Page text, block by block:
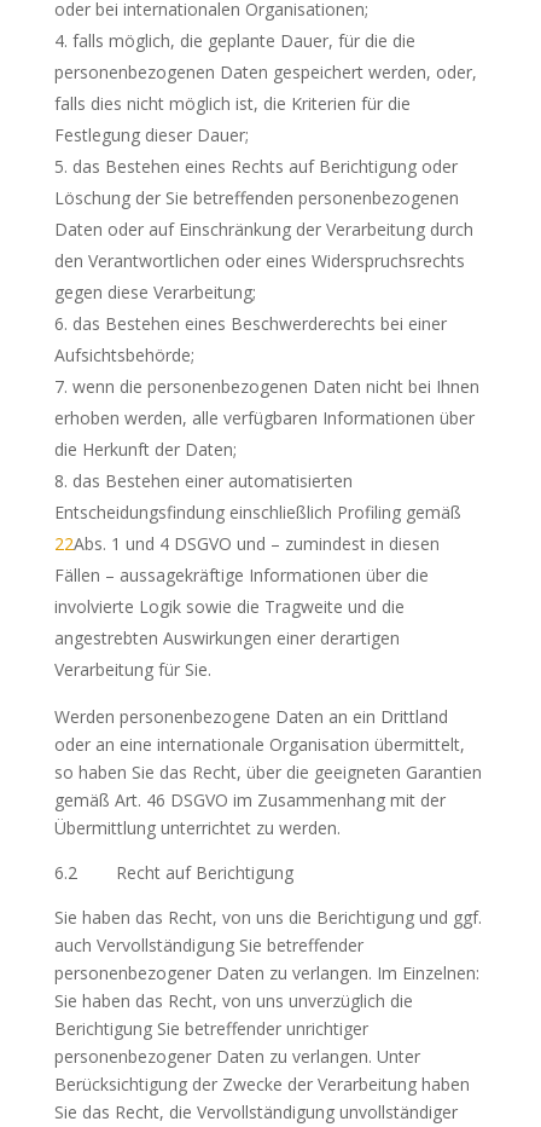
oder bei internationalen Organisationen;
falls möglich, die geplante Dauer, für die die
personenbezogenen Daten gespeichert werden, oder,
falls dies nicht möglich ist, die Kriterien für die
Festlegung dieser Dauer;
das Bestehen eines Rechts auf Berichtigung oder
Löschung der Sie betreffenden personenbezogenen
Daten oder auf Einschränkung der Verarbeitung durch
den Verantwortlichen oder eines Widerspruchsrechts
gegen diese Verarbeitung;
das Bestehen eines Beschwerderechts bei einer
Aufsichtsbehörde;
wenn die personenbezogenen Daten nicht bei Ihnen
erhoben werden, alle verfügbaren Informationen über
die Herkunft der Daten;
das Bestehen einer automatisierten
Entscheidungsfindung einschließlich Profiling gemäß
22Abs. 1 und 4 DSGVO und – zumindest in diesen
Fällen – aussagekräftige Informationen über die
involvierte Logik sowie die Tragweite und die
angestrebten Auswirkungen einer derartigen
Verarbeitung für Sie.
Werden personenbezogene Daten an ein Drittland
oder an eine internationale Organisation übermittelt,
so haben Sie das Recht, über die geeigneten Garantien
gemäß Art. 46 DSGVO im Zusammenhang mit der
Übermittlung unterrichtet zu werden.
6.2 Recht auf Berichtigung
Sie haben das Recht, von uns die Berichtigung und ggf.
auch Vervollständigung Sie betreffender
personenbezogener Daten zu verlangen. Im Einzelnen:
Sie haben das Recht, von uns unverzüglich die
Berichtigung Sie betreffender unrichtiger
personenbezogener Daten zu verlangen. Unter
Berücksichtigung der Zwecke der Verarbeitung haben
Sie das Recht, die Vervollständigung unvollständiger